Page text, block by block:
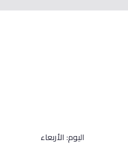
اليوم: الأربعاء